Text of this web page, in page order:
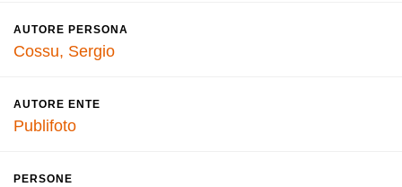
AUTORE PERSONA
Cossu, Sergio
AUTORE ENTE
Publifoto
PERSONE